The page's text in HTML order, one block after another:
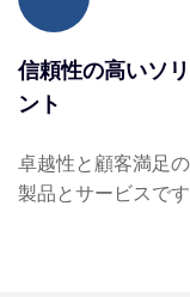
信頼性の高いソ
ント
卓越性と顧客満足
製品とサービスです